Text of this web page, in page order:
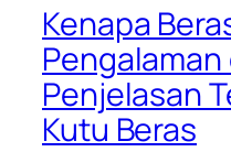
Kenapa
Penjelasan
Kutu Beras